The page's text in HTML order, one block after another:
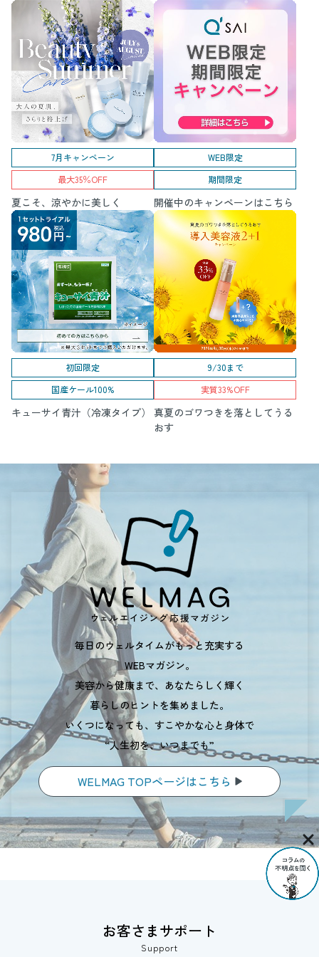
7月キャンペーン
最大35％OFF
夏こそ、涼やかに美しく
WEB限定
期間限定
開催中のキャンペーンはこちら
初回限定
国産ケール100%
キューサイ青汁（冷凍タイプ）
9/30まで
実質33%OFF
真夏のゴワつきを落としてうる
おす
毎日のウェルタイムがもっと充実する
WEBマガジン。
美容から健康まで、あなたらしく輝く
暮らしのヒントを集めました。
いくつになっても、すこやかな心と身体で
“人生初を、いつまでも”
WELMAG TOPページはこちら
お客さまサポート
Support